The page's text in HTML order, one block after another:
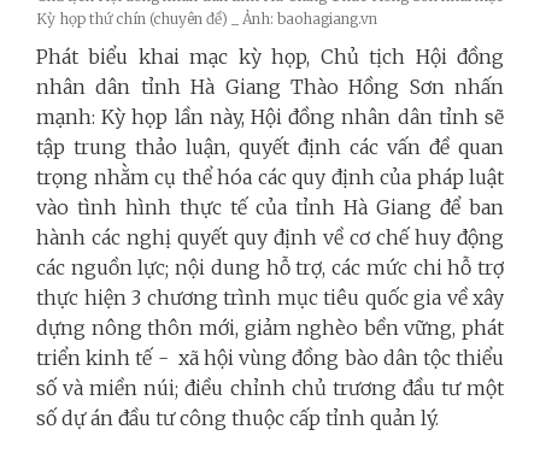
Kỳ họp thứ chín (chuyên đề) _ Ảnh: baohagiang.vn
Phát biểu khai mạc kỳ họp, Chủ tịch Hội đồng
nhân dân tỉnh Hà Giang Thào Hồng Sơn nhấn
mạnh: Kỳ họp lần này, Hội đồng nhân dân tỉnh sẽ
tập trung thảo luận, quyết định các vấn đề quan
trọng nhằm cụ thể hóa các quy định của pháp luật
vào tình hình thực tế của tỉnh Hà Giang để ban
hành các nghị quyết quy định về cơ chế huy động
các nguồn lực; nội dung hỗ trợ, các mức chi hỗ trợ
thực hiện 3 chương trình mục tiêu quốc gia về xây
dựng nông thôn mới, giảm nghèo bền vững, phát
triển kinh tế - xã hội vùng đồng bào dân tộc thiểu
số và miền núi; điều chỉnh chủ trương đầu tư một
số dự án đầu tư công thuộc cấp tỉnh quản lý.